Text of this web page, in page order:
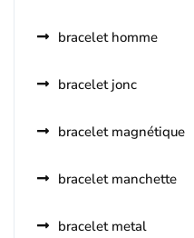
bracelet homme
bracelet jonc
bracelet magnétique
bracelet manchette
bracelet metal